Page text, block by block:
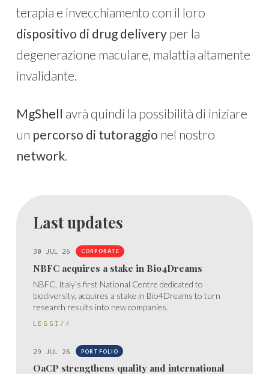
terapia e invecchiamento con il loro
dispositivo di drug deliveryper la
degenerazione maculare, malattia altamente
invalidante.
MgShell avrà quindi la possibilità di iniziare
un percorso di tutoraggio nel nostro
network.
Last updates
30 JUL 26 CORPORATE
NBFC acquires a stake in Bio4Dreams
NBFC, Italy’s first National Centre dedicated to
biodiversity, acquires a stake in Bio4Dreams to turn
research results into new companies.
LEGGI//
29 JUL 26 PORTFOLIO
OaCP strengthens quality and international